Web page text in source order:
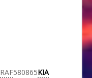
RAF580865KIA